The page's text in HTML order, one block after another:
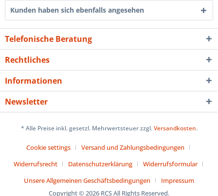
Kunden haben sich ebenfalls angesehen
Telefonische Beratung
Rechtliches
Informationen
Newsletter
* Alle Preise inkl. gesetzl. Mehrwertsteuer zzgl.Versandkosten.
Cookie settings
Versand und Zahlungsbedingungen
Widerrufsrecht
Datenschutzerklärung
Widerrufsformular
Unsere Allgemeinen Geschäftsbedingungen
Impressum
Copyright © 2026 RCS All Rights Reserved.